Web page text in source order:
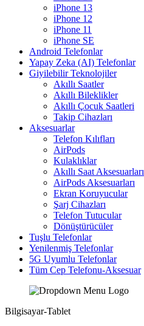
iPhone 13
iPhone 12
iPhone 11
iPhone SE
Android Telefonlar
Yapay Zeka (AI) Telefonlar
Giyilebilir Teknolojiler
Akıllı Saatler
Akıllı Bileklikler
Akıllı Çocuk Saatleri
Takip Cihazları
Aksesuarlar
Telefon Kılıfları
AirPods
Kulaklıklar
Akıllı Saat Aksesuarları
AirPods Aksesuarları
Ekran Koruyucular
Şarj Cihazları
Telefon Tutucular
Dönüştürücüler
Tuşlu Telefonlar
Yenilenmiş Telefonlar
5G Uyumlu Telefonlar
Tüm Cep Telefonu-Aksesuar
Bilgisayar-Tablet